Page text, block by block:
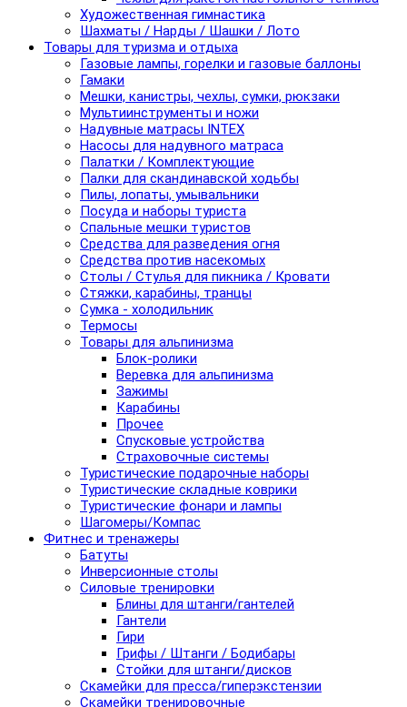
Художественная гимнастика
Шахматы / Нарды / Шашки / Лото
Товары для туризма и отдыха
Газовые лампы, горелки и газовые баллоны
Гамаки
Мешки, канистры, чехлы, сумки, рюкзаки
Мультиинструменты и ножи
Надувные матрасы INTEX
Насосы для надувного матраса
Палатки / Комплектующие
Палки для скандинавской ходьбы
Пилы, лопаты, умывальники
Посуда и наборы туриста
Спальные мешки туристов
Средства для разведения огня
Средства против насекомых
Столы / Стулья для пикника / Кровати
Стяжки, карабины, транцы
Сумка - холодильник
Термосы
Товары для альпинизма
Блок-ролики
Веревка для альпинизма
Зажимы
Карабины
Прочее
Спусковые устройства
Страховочные системы
Туристические подарочные наборы
Туристические складные коврики
Туристические фонари и лампы
Шагомеры/Компас
Фитнес и тренажеры
Батуты
Инверсионные столы
Силовые тренировки
Блины для штанги/гантелей
Гантели
Гири
Грифы / Штанги / Бодибары
Стойки для штанги/дисков
Скамейки для пресса/гиперэкстензии
Скамейки тренировочные